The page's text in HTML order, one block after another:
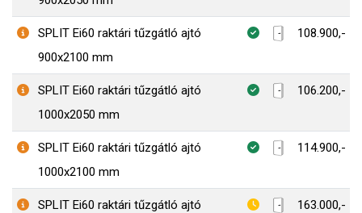
SPLIT Ei60 raktári tűzgátló ajtó
900x2100 mm
108.900,-
SPLIT Ei60 raktári tűzgátló ajtó
1000x2050 mm
106.200,-
SPLIT Ei60 raktári tűzgátló ajtó
1000x2100 mm
114.900,-
SPLIT Ei60 raktári tűzgátló ajtó
163.000,-